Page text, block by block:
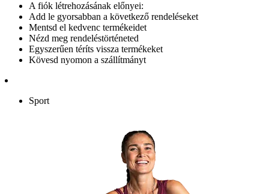
A fiók létrehozásának előnyei:
Add le gyorsabban a következő rendeléseket
Mentsd el kedvenc termékeidet
Nézd meg rendeléstörténeted
Egyszerűen téríts vissza termékeket
Kövesd nyomon a szállítmányt
Sport